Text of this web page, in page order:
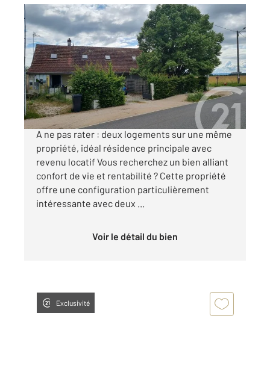
MONTRET 71
198,45 m
, 10 pièces
Ref : 2952
Maison à vendre
189 000 €
EXCLUSIVITE CENTURY21 COEUR DE BRESSE
A ne pas rater : deux logements sur une même
propriété, idéal résidence principale avec
revenu locatif Vous recherchez un bien alliant
confort de vie et rentabilité ? Cette propriété
offre une configuration particulièrement
intéressante avec deux ...
Voir le détail du bien
Exclusivité